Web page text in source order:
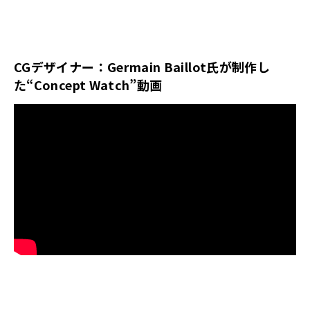
CGデザイナー：Germain Baillot氏が制作し
た“Concept Watch”動画